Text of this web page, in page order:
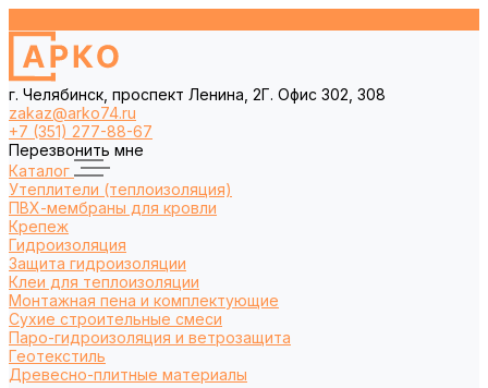
г. Челябинск, проспект Ленина, 2Г. Офис 302, 308
zakaz@arko74.ru
+7 (351) 277-88-67
Перезвонить мне
Каталог
Утеплители (теплоизоляция)
ПВХ-мембраны для кровли
Крепеж
Гидроизоляция
Защита гидроизоляции
Клеи для теплоизоляции
Монтажная пена и комплектующие
Сухие строительные смеси
Паро-гидроизоляция и ветрозащита
Геотекстиль
Древесно-плитные материалы